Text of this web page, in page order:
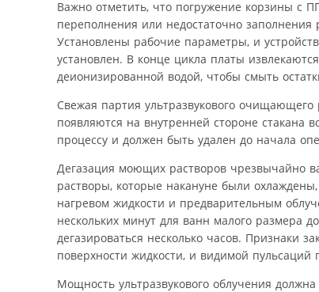
Важно отметить, что погружение корзины с
переполнения или недостаточно заполнения
Установлены рабочие параметры, и
установлен. В конце цикла платы
деионизированной водой, чтобы смыть
Свежая партия ультразвукового
появляются на внутренней стороне стакана
процессу и должен быть удален до начала
Дегазация моющих растворов чрезвычайно
растворы, которые накануне были
нагревом жидкости и предварительным
нескольких минут для ванн малого размера
дегазироваться несколько часов. Признаки
поверхности жидкости, и видимой пульсаций
Мощность ультразвукового облучения